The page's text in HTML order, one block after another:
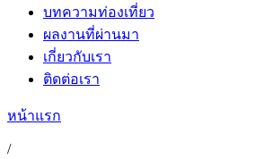
บทความท่องเที่ยว
ผลงานที่ผ่านมา
เกี่ยวกับเรา
ติดต่อเรา
หน้าแรก
/